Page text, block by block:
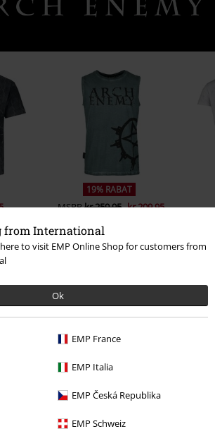
from International
here to visit EMP Online Shop for customers from
Ok
EMP France
EMP Italia
EMP Česká Republika
EMP Schweiz
19% RABAT
MSRPkr 259.95 kr 209.95
om denne vare "Deceiver Snake".